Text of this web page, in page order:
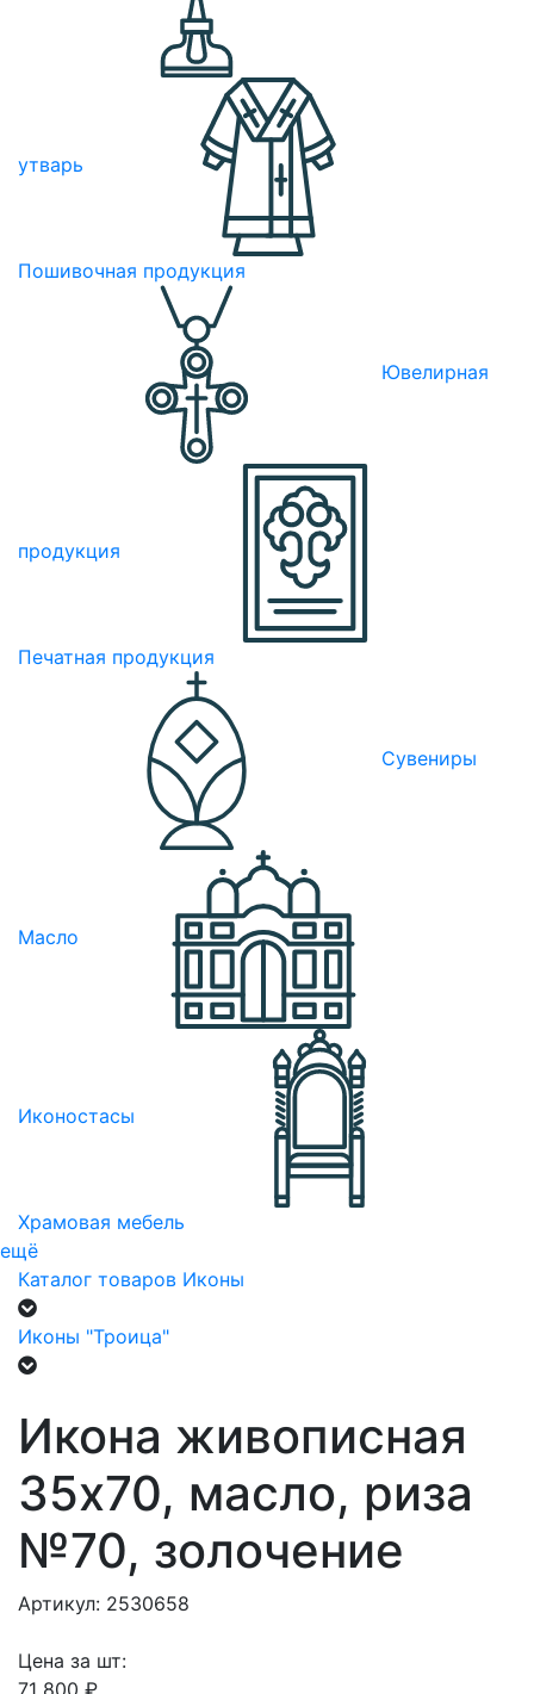
утварь
Пошивочная продукция
Ювелирная
продукция
Печатная продукция
Сувениры
Масло
Иконостасы
Храмовая мебель
ещё
Каталог товаров Иконы
Иконы "Троица"
Икона живописная
35х70, масло, риза
№70, золочение
Артикул: 2530658
Цена за шт:
71 800 ₽